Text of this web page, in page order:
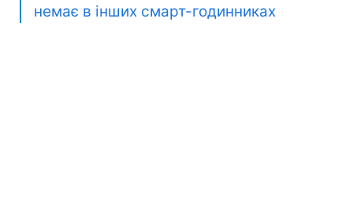
немає в інших смарт-годинниках